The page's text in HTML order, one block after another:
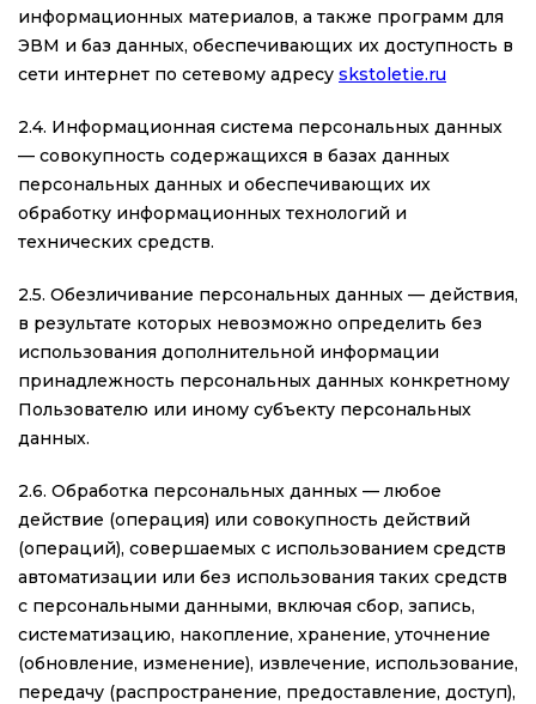
информационных материалов, а также программ для
ЭВМ и баз данных, обеспечивающих их доступность в
сети интернет по сетевому адресу skstoletie.ru
2.4. Информационная система персональных данных
— совокупность содержащихся в базах данных
персональных данных и обеспечивающих их
обработку информационных технологий и
технических средств.
2.5. Обезличивание персональных данных — действия,
в результате которых невозможно определить без
использования дополнительной информации
принадлежность персональных данных конкретному
Пользователю или иному субъекту персональных
данных.
2.6. Обработка персональных данных — любое
действие (операция) или совокупность действий
(операций), совершаемых с использованием средств
автоматизации или без использования таких средств
с персональными данными, включая сбор, запись,
систематизацию, накопление, хранение, уточнение
(обновление, изменение), извлечение, использование,
передачу (распространение, предоставление, доступ),